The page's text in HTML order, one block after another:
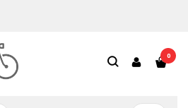
0
- FRAME-FIT